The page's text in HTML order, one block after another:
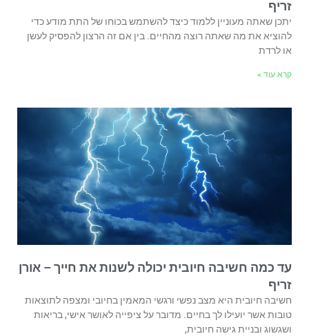
זריף
יתכן שאתה מעוניין ללמוד כיצד להשתמש בכוחו של התת מודע כדי
להוציא את מה שאתה רוצה מהחיים. בין אם זה הרצון להפסיק לעשן
או לרדת
קרא עוד »
עד כמה חשיבה חיובית יכולה לשנות את חייך – אורן
זריף
חשיבה חיובית היא מצב נפשי ורגשי המאמין בחיובי ומצפה לתוצאות
טובות אשר יועילו לך בחיים. מדובר על ציפייה לאושר אישי, בריאות
ושגשוג ובניית גישה חיובית,